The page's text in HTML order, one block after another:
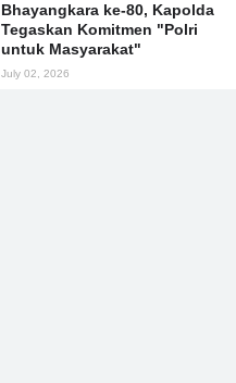
Bhayangkara ke-80, Kapolda
Tegaskan Komitmen "Polri
untuk Masyarakat"
July 02, 2026